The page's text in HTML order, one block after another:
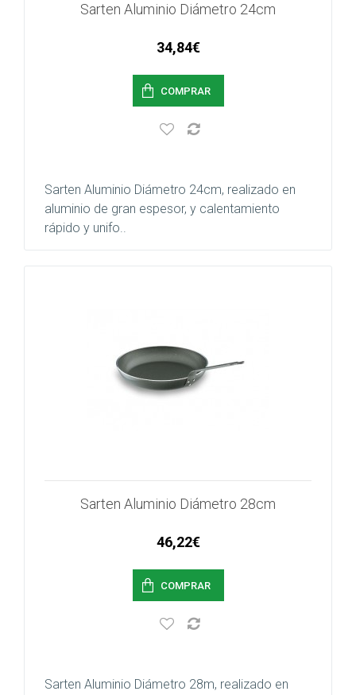
Sarten Aluminio Diámetro 24cm
34,84€
COMPRAR
Sarten Aluminio Diámetro 24cm, realizado en
aluminio de gran espesor, y calentamiento
rápido y unifo..
Sarten Aluminio Diámetro 28cm
46,22€
COMPRAR
Sarten Aluminio Diámetro 28m, realizado en